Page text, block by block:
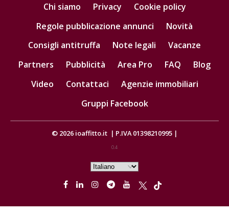
Chi siamo Privacy
Cookie policy
Regole pubblicazione annunci
Novità
Consigli antitruffa
Note legali
Vacanze
Partners
Pubblicità Area Pro FAQ
Blog
Video
Contattaci
Agenzie immobiliari
Gruppi Facebook
© 2026 ioaffitto.it | P.IVA 01398210995 |
0.4